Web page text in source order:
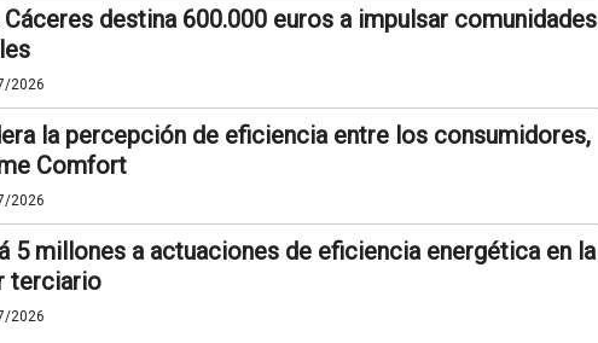
destina 600.000 euros a impulsar comunidades
2026
la percepción de eficiencia entre los consumidores,
Comfort
2026
5 millones a actuaciones de eficiencia energética en la
terciario
2026